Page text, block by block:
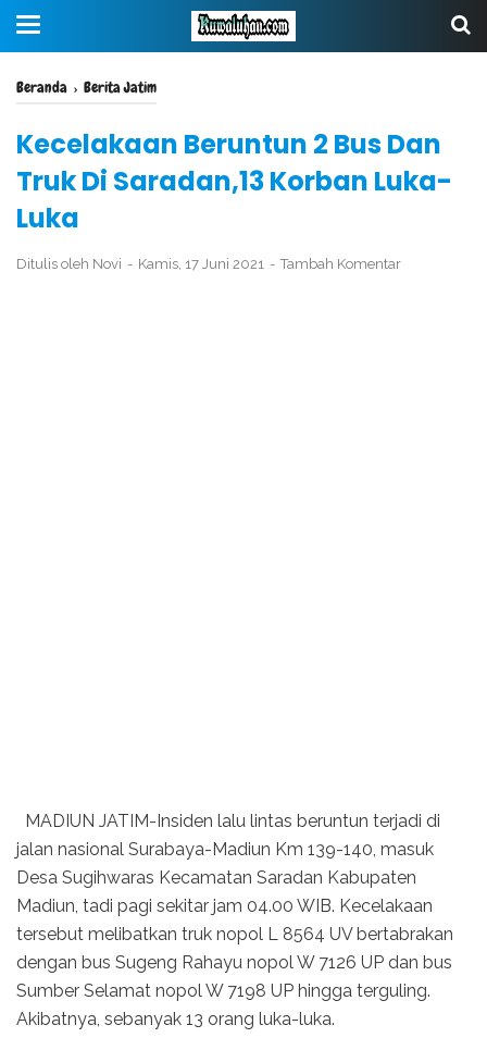
Beranda › Berita Jatim
Kecelakaan Beruntun 2 Bus Dan
Truk Di Saradan,13 Korban Luka-
Luka
Ditulis oleh Novi Kamis, 17 Juni 2021 Tambah Komentar
MADIUN JATIM-Insiden lalu lintas beruntun terjadi di
jalan nasional Surabaya-Madiun Km 139-140, masuk
Desa Sugihwaras Kecamatan Saradan Kabupaten
Madiun, tadi pagi sekitar jam 04.00 WIB. Kecelakaan
tersebut melibatkan truk nopol L 8564 UV bertabrakan
dengan bus Sugeng Rahayu nopol W 7126 UP dan bus
Sumber Selamat nopol W 7198 UP hingga terguling.
Akibatnya, sebanyak 13 orang luka-luka.